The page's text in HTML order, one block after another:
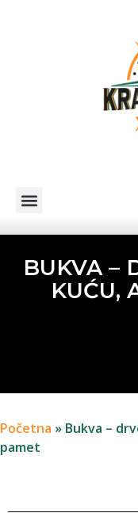
BUKVA –
KUĆU,
Početna » Bukva –
pamet